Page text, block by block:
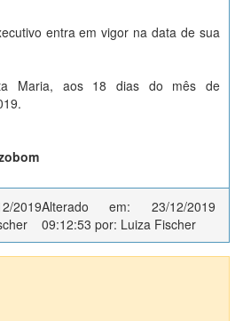
entra em vigor na data de sua
Maria, aos 18 dias do mês de
2019Alterado em: 23/12/2019
09:12:53 por: Luiza Fischer